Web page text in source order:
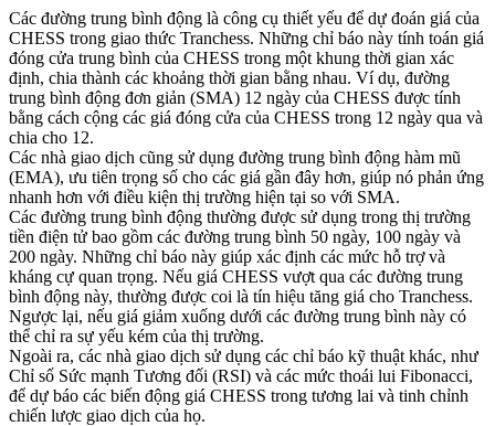
Các đường trung bình động là công cụ thiết yếu để dự đoán giá của
CHESS trong giao thức Tranchess. Những chỉ báo này tính toán giá
đóng cửa trung bình của CHESS trong một khung thời gian xác
định, chia thành các khoảng thời gian bằng nhau. Ví dụ, đường
trung bình động đơn giản (SMA) 12 ngày của CHESS được tính
bằng cách cộng các giá đóng cửa của CHESS trong 12 ngày qua và
chia cho 12.
Các nhà giao dịch cũng sử dụng đường trung bình động hàm mũ
(EMA), ưu tiên trọng số cho các giá gần đây hơn, giúp nó phản ứng
nhanh hơn với điều kiện thị trường hiện tại so với SMA.
Các đường trung bình động thường được sử dụng trong thị trường
tiền điện tử bao gồm các đường trung bình 50 ngày, 100 ngày và
200 ngày. Những chỉ báo này giúp xác định các mức hỗ trợ và
kháng cự quan trọng. Nếu giá CHESS vượt qua các đường trung
bình động này, thường được coi là tín hiệu tăng giá cho Tranchess.
Ngược lại, nếu giá giảm xuống dưới các đường trung bình này có
thể chỉ ra sự yếu kém của thị trường.
Ngoài ra, các nhà giao dịch sử dụng các chỉ báo kỹ thuật khác, như
Chỉ số Sức mạnh Tương đối (RSI) và các mức thoái lui Fibonacci,
để dự báo các biến động giá CHESS trong tương lai và tinh chỉnh
chiến lược giao dịch của họ.